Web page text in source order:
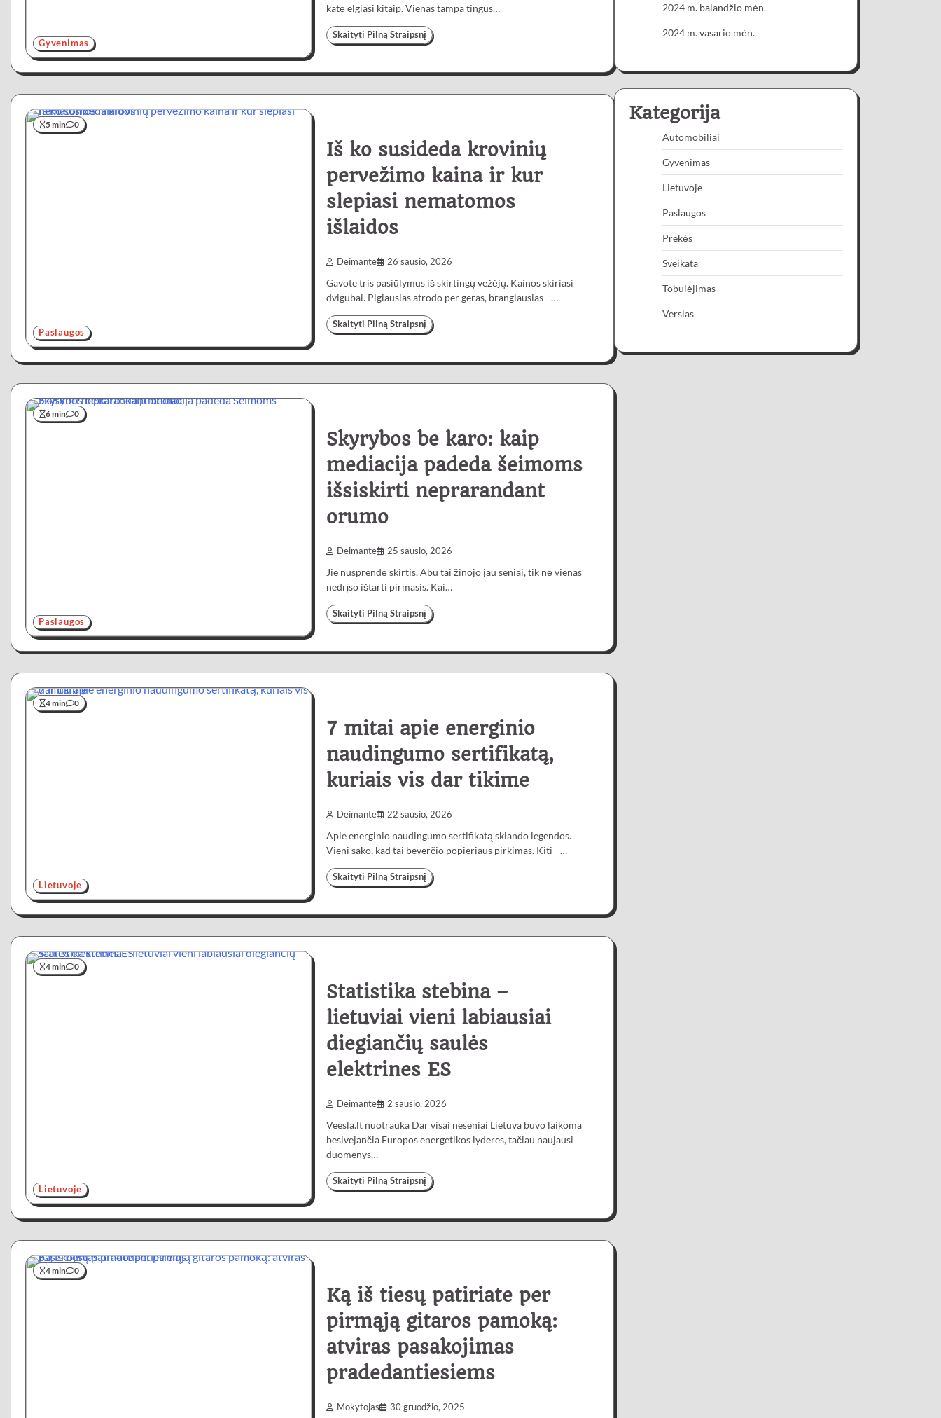
Gyvenimas
katė elgiasi kitaip. Vienas tampa tingus…
Skaityti Pilną Straipsnį
5 min 0
Paslaugos
Iš ko susideda krovinių
pervežimo kaina ir kur
slepiasi nematomos
išlaidos
Deimante 26 sausio, 2026
Gavote tris pasiūlymus iš skirtingų vežėjų. Kainos skiriasi
dvigubai. Pigiausias atrodo per geras, brangiausias –…
Skaityti Pilną Straipsnį
6 min 0
Paslaugos
Skyrybos be karo: kaip
mediacija padeda šeimoms
išsiskirti neprarandant
orumo
Deimante 25 sausio, 2026
Jie nusprendė skirtis. Abu tai žinojo jau seniai, tik nė vienas
nedrįso ištarti pirmasis. Kai…
Skaityti Pilną Straipsnį
4 min 0
Lietuvoje
7 mitai apie energinio
naudingumo sertifikatą,
kuriais vis dar tikime
Deimante 22 sausio, 2026
Apie energinio naudingumo sertifikatą sklando legendos.
Vieni sako, kad tai beverčio popieriaus pirkimas. Kiti –…
Skaityti Pilną Straipsnį
4 min 0
Lietuvoje
Statistika stebina –
lietuviai vieni labiausiai
diegiančių saulės
elektrines ES
Deimante 2 sausio, 2026
Veesla.lt nuotrauka Dar visai neseniai Lietuva buvo laikoma
besivejančia Europos energetikos lyderes, tačiau naujausi
duomenys…
Skaityti Pilną Straipsnį
4 min 0
Ką iš tiesų patiriate per
pirmąją gitaros pamoką:
atviras pasakojimas
pradedantiesiems
Mokytojas 30 gruodžio, 2025
2024 m. balandžio mėn.
2024 m. vasario mėn.
Kategorija
Automobiliai
Gyvenimas
Lietuvoje
Paslaugos
Prekės
Sveikata
Tobulėjimas
Verslas